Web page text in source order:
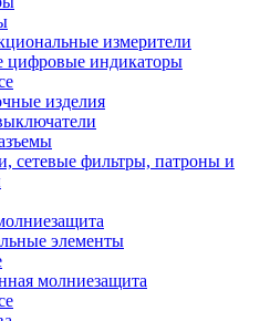
измерители
цифровые индикаторы
изделия
сетевые фильтры, патроны и
элементы
молниезащита